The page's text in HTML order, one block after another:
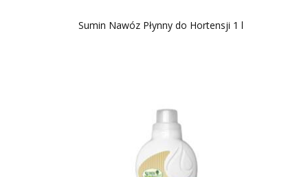
Sumin Nawóz Płynny do Hortensji 1 l